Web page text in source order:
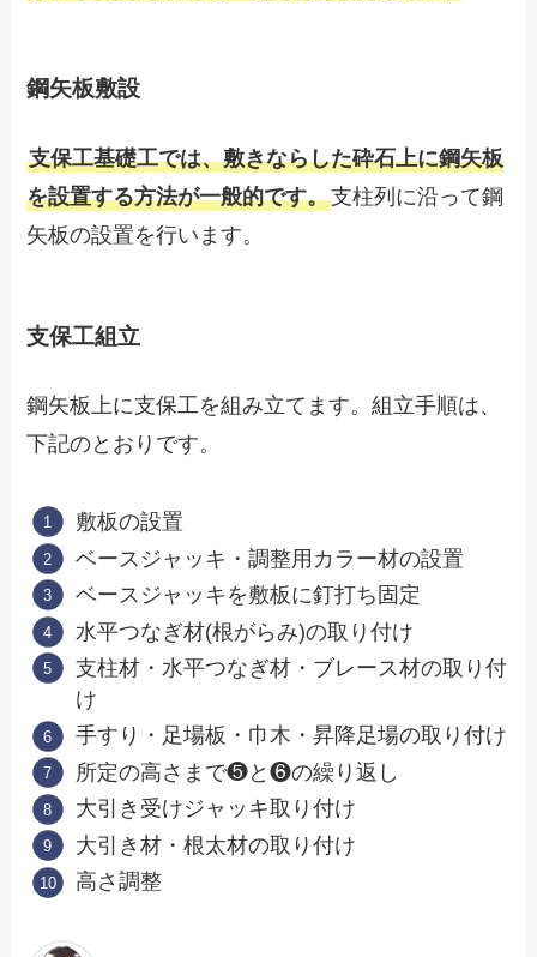
鋼矢板敷設
支保工基礎工では、敷きならした砕石上に鋼矢板
を設置する方法が一般的です。支柱列に沿って鋼
矢板の設置を行います。
支保工組立
鋼矢板上に支保工を組み立てます。組立手順は、
下記のとおりです。
敷板の設置
ベースジャッキ・調整用カラー材の設置
ベースジャッキを敷板に釘打ち固定
水平つなぎ材(根がらみ)の取り付け
支柱材・水平つなぎ材・ブレース材の取り付
け
手すり・足場板・巾木・昇降足場の取り付け
所定の高さまで❺と❻の繰り返し
大引き受けジャッキ取り付け
大引き材・根太材の取り付け
高さ調整